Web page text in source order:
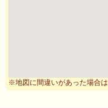
※地図に間違いがあった場合